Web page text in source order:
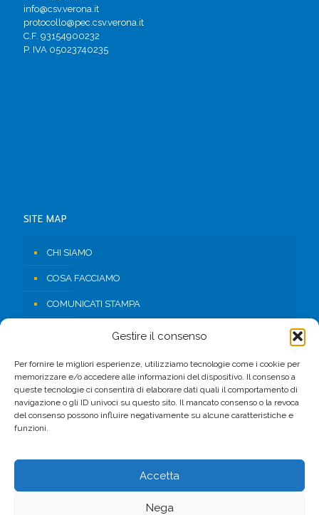
Gestire il consenso
Per fornire le migliori esperienze, utilizziamo tecnologie come i cookie per
memorizzare e/o accedere alle informazioni del dispositivo. Il consenso a
queste tecnologie ci consentirà di elaborare dati quali il comportamento di
navigazione o gli ID univoci su questo sito. Il mancato consenso o la revoca
del consenso possono influire negativamente su alcune caratteristiche e
funzioni.
Accetta
Nega
info@csv.verona.it
protocollo@pec.csv.verona.it
C.F. 93154900232
P. IVA 05023740235
SITE MAP
CHI SIAMO
COSA FACCIAMO
COMUNICATI STAMPA
AREA RISERVATA
FACEBOOK